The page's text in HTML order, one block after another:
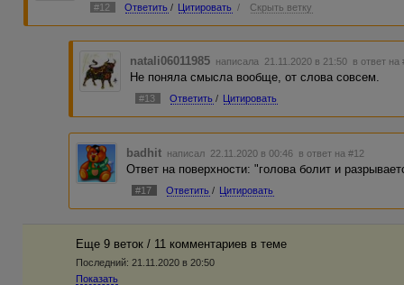
#12 Ответить / Цитировать / Скрыть ветку
natali06011985 написала 21.11.2020 в 21:50 в ответ на
Не поняла смысла вообще, от слова совсем.
#13 Ответить / Цитировать
badhit написал 22.11.2020 в 00:46 в ответ на #12
Ответ на поверхности: "голова болит и
#17 Ответить / Цитировать
Еще 9 веток / 11 комментариев в темe
Последний: 21.11.2020 в 20:50
Показать